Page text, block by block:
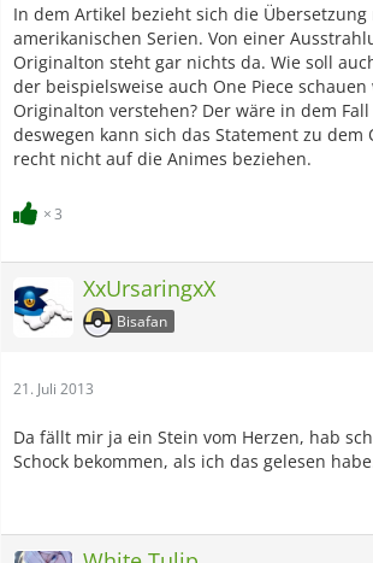
In dem Artikel bezieht sich die
amerikanischen Serien. Von einer
Originalton steht gar nichts da. Wie soll
der beispielsweise auch One Piece
Originalton verstehen? Der wäre in dem
deswegen kann sich das Statement zu
recht nicht auf die Animes beziehen.
3
XxUrsaringxX
Bisafan
21. Juli 2013
Da fällt mir ja ein Stein vom Herzen, hab
Schock bekommen, als ich das gelesen